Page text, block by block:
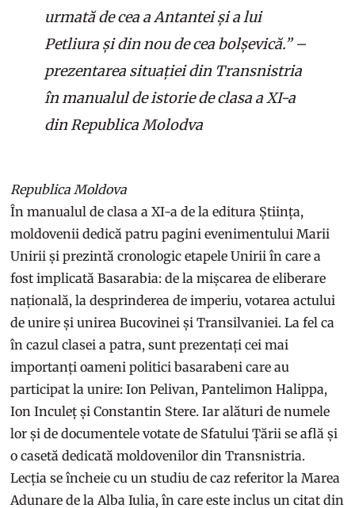
urmată de cea a Antantei și a lui
Petliura și din nou de cea bolșevică.” –
prezentarea situației din Transnistria
în manualul de istorie de clasa a XI-a
din Republica Molodva
Republica Moldova
În manualul de clasa a XI-a de la editura Știința,
moldovenii dedică patru pagini evenimentului Marii
Unirii și prezintă cronologic etapele Unirii în care a
fost implicată Basarabia: de la mișcarea de eliberare
națională, la desprinderea de imperiu, votarea actului
de unire și unirea Bucovinei și Transilvaniei. La fel ca
în cazul clasei a patra, sunt prezentați cei mai
importanți oameni politici basarabeni care au
participat la unire: Ion Pelivan, Pantelimon Halippa,
Ion Inculeț și Constantin Stere. Iar alături de numele
lor și de documentele votate de Sfatului Țării se află și
o casetă dedicată moldovenilor din Transnistria.
Lecția se încheie cu un studiu de caz referitor la Marea
Adunare de la Alba Iulia, în care este inclus un citat din